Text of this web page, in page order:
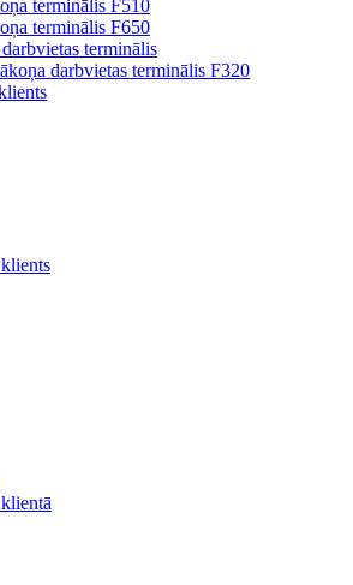
terminālis F510
terminālis F650
terminālis
darbvietas terminālis F320